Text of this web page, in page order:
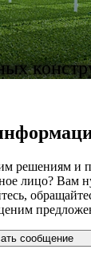
решениям и
лицо? Вам
сообщение